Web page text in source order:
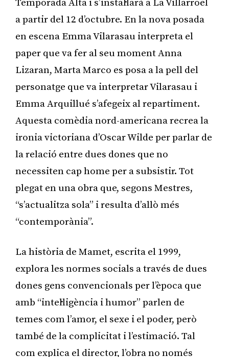
Temporada Alta i s’instal·larà a La Villarroel
a partir del 12 d’octubre. En la nova posada
en escena Emma Vilarasau interpreta el
paper que va fer al seu moment Anna
Lizaran, Marta Marco es posa a la pell del
personatge que va interpretar Vilarasau i
Emma Arquillué s’afegeix al repartiment.
Aquesta comèdia nord-americana recrea la
ironia victoriana d’Oscar Wilde per parlar de
la relació entre dues dones que no
necessiten cap home per a subsistir. Tot
plegat en una obra que, segons Mestres,
“s’actualitza sola” i resulta d’allò més
“contemporània”.
La història de Mamet, escrita el 1999,
explora les normes socials a través de dues
dones gens convencionals per l’època que
amb “intel·ligència i humor” parlen de
temes com l’amor, el sexe i el poder, però
també de la complicitat i l’estimació. Tal
com explica el director, l’obra no només